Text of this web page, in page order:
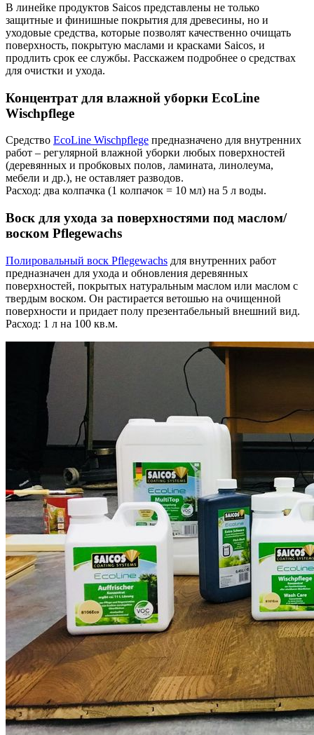
В линейке продуктов Saicos представлены не только
защитные и финишные покрытия для древесины, но и
уходовые средства, которые позволят качественно очищать
поверхность, покрытую маслами и красками Saicos, и
продлить срок ее службы. Расскажем подробнее о средствах
для очистки и ухода.
Концентрат для влажной уборки EcoLine
Wischpflegе
Средство EcoLine Wischpflegе предназначено для внутренних
работ – регулярной влажной уборки любых поверхностей
(деревянных и пробковых полов, ламината, линолеума,
мебели и др.), не оставляет разводов.
Расход: два колпачка (1 колпачок = 10 мл) на 5 л воды.
Воск для ухода за поверхностями под маслом/
воском Pflegewachs
Полировальный воск Pflegewachs для внутренних работ
предназначен для ухода и обновления деревянных
поверхностей, покрытых натуральным маслом или маслом с
твердым воском. Он растирается ветошью на очищенной
поверхности и придает полу презентабельный внешний вид.
Расход: 1 л на 100 кв.м.